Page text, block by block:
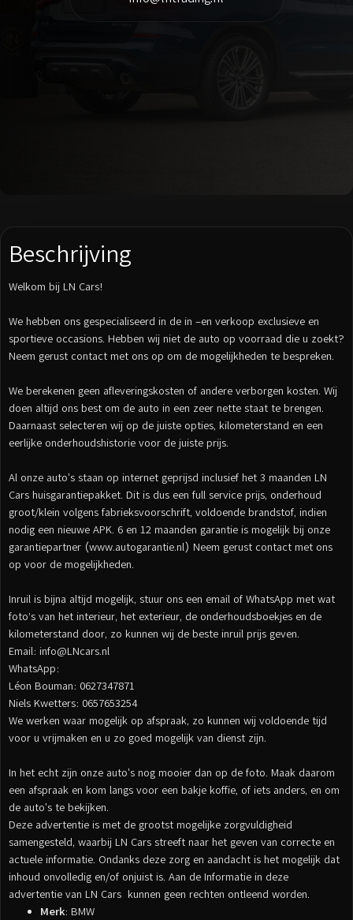
Beschrijving
Welkom bij LN Cars!
We hebben ons gespecialiseerd in de in –en verkoop exclusieve en
sportieve occasions. Hebben wij niet de auto op voorraad die u zoekt?
Neem gerust contact met ons op om de mogelijkheden te bespreken.
We berekenen geen afleveringskosten of andere verborgen kosten. Wij
doen altijd ons best om de auto in een zeer nette staat te brengen.
Daarnaast selecteren wij op de juiste opties, kilometerstand en een
eerlijke onderhoudshistorie voor de juiste prijs.
Al onze auto's staan op internet geprijsd inclusief het 3 maanden LN
Cars huisgarantiepakket. Dit is dus een full service prijs, onderhoud
groot/klein volgens fabrieksvoorschrift, voldoende brandstof, indien
nodig een nieuwe APK. 6 en 12 maanden garantie is mogelijk bij onze
garantiepartner (www.autogarantie.nl) Neem gerust contact met ons
op voor de mogelijkheden.
Inruil is bijna altijd mogelijk, stuur ons een email of WhatsApp met wat
foto’s van het interieur, het exterieur, de onderhoudsboekjes en de
kilometerstand door, zo kunnen wij de beste inruil prijs geven.
Email: info@LNcars.nl
WhatsApp:
Léon Bouman: 0627347871
Niels Kwetters: 0657653254
We werken waar mogelijk op afspraak, zo kunnen wij voldoende tijd
voor u vrijmaken en u zo goed mogelijk van dienst zijn.
In het echt zijn onze auto's nog mooier dan op de foto. Maak daarom
een afspraak en kom langs voor een bakje koffie, of iets anders, en om
de auto's te bekijken.
Deze advertentie is met de grootst mogelijke zorgvuldigheid
samengesteld, waarbij LN Cars streeft naar het geven van correcte en
actuele informatie. Ondanks deze zorg en aandacht is het mogelijk dat
inhoud onvolledig en/of onjuist is. Aan de Informatie in deze
advertentie van LN Cars kunnen geen rechten ontleend worden.
Merk: BMW